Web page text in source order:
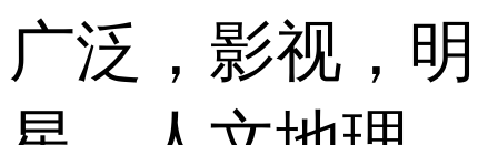
广泛，影视，明